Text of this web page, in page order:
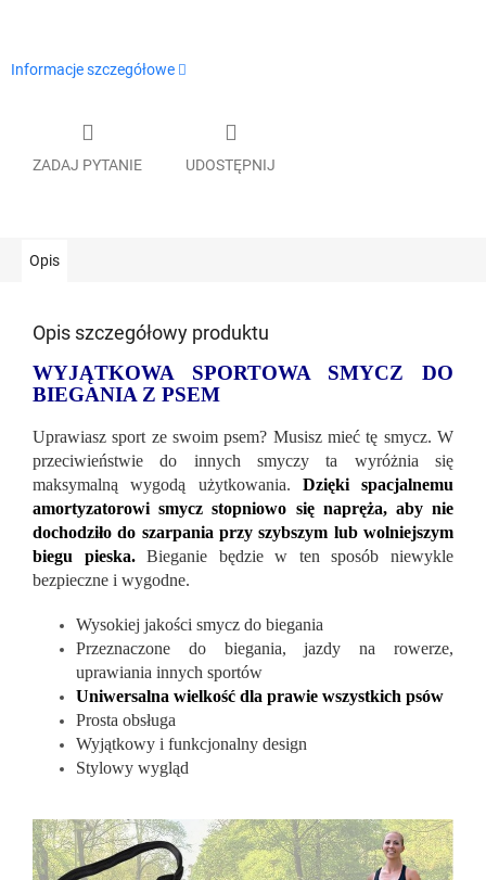
Informacje szczegółowe
ZADAJ PYTANIE UDOSTĘPNIJ
Opis
Opis szczegółowy produktu
WYJĄTKOWA SPORTOWA SMYCZ DO
BIEGANIA Z PSEM
Uprawiasz sport ze swoim psem? Musisz mieć tę smycz. W
przeciwieństwie do innych smyczy ta wyróżnia się
maksymalną wygodą użytkowania. Dzięki spacjalnemu
amortyzatorowi smycz stopniowo się napręża, aby nie
dochodziło do szarpania przy szybszym lub wolniejszym
biegu pieska.Bieganie będzie w ten sposób niewykle
bezpieczne i wygodne.
Wysokiej jakości smycz do biegania
Przeznaczone do biegania, jazdy na rowerze,
uprawiania innych sportów
Uniwersalna wielkość dla prawie wszystkich psów
Prosta obsługa
Wyjątkowy i funkcjonalny design
Stylowy wygląd